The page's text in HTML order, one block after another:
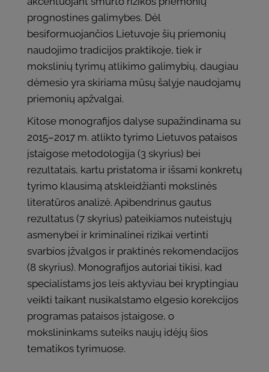
prognostines galimybes. Dėl
besiformuojančios Lietuvoje šių priemonių
naudojimo tradicijos praktikoje, tiek ir
mokslinių tyrimų atlikimo galimybių, daugiau
dėmesio yra skiriama mūsų šalyje naudojamų
priemonių apžvalgai.
Kitose monografijos dalyse supažindinama su
2015–2017 m. atlikto tyrimo Lietuvos pataisos
įstaigose metodologija (3 skyrius) bei
rezultatais, kartu pristatoma ir išsami konkretų
tyrimo klausimą atskleidžianti mokslinės
literatūros analizė. Apibendrinus gautus
rezultatus (7 skyrius) pateikiamos nuteistųjų
asmenybei ir kriminalinei rizikai vertinti
svarbios įžvalgos ir praktinės rekomendacijos
(8 skyrius). Monografijos autoriai tikisi, kad
specialistams jos leis aktyviau bei kryptingiau
veikti taikant nusikalstamo elgesio korekcijos
programas pataisos įstaigose, o
mokslininkams suteiks naujų idėjų šios
tematikos tyrimuose.